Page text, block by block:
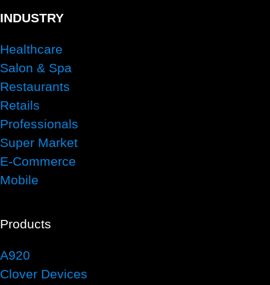
INDUSTRY
Healthcare
Salon & Spa
Restaurants
Retails
Professionals
Super Market
E-Commerce
Mobile
Products
A920
Clover Devices